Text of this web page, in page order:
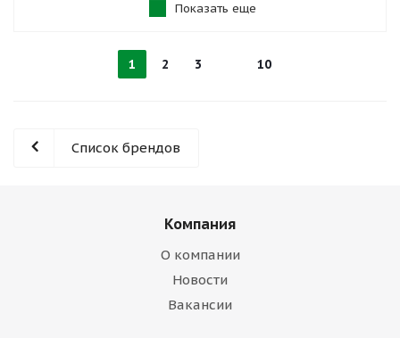
Показать еще
1 2 3 10
Список брендов
Компания
О компании
Новости
Вакансии